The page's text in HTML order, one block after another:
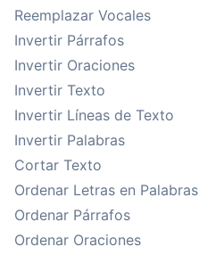
Reemplazar Vocales
Invertir Párrafos
Invertir Oraciones
Invertir Texto
Invertir Líneas de Texto
Invertir Palabras
Cortar Texto
Ordenar Letras en Palabras
Ordenar Párrafos
Ordenar Oraciones